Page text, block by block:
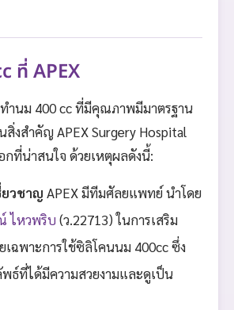
ที่ APEX
ำนม 400 cc ที่มีคุณภาพมีมาตรฐาน
สิ่งสำคัญ APEX Surgery Hospital
กที่น่าสนใจ ด้วยเหตุผลดังนี้:
วชาญ APEX มีทีมศัลยแพทย์ นำโดย
ไหวพริบ (ว.22713) ในการเสริม
เฉพาะการใช้ซิลิโคนนม 400cc ซึ่ง
ธ์ที่ได้มีความสวยงามและดูเป็น